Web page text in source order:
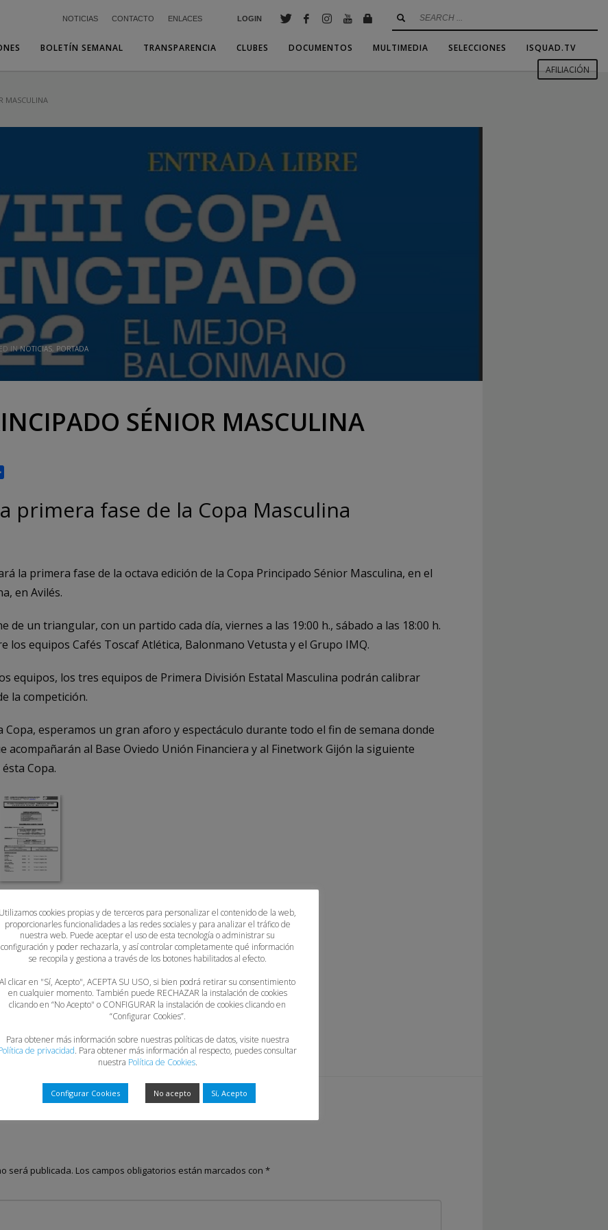
NOTICIAS CONTACTO ENLACES LOGIN
BOLETÍN SEMANAL TRANSPARENCIA CLUBES DOCUMENTOS MULTIMEDIA SELECCIONES
ISQUAD.TV
AFILIACIÓN
MASCULINA
INNOTICIAS, PORTADA
SÉNIOR MASCULINA
primera fase de la Copa Masculina
la primera fase de la octava edición de la Copa Principado Sénior Masculina, en el
en Avilés.
de un triangular, con un partido cada día, viernes a las 19:00 h., sábado a las 18:00 h.
los equipos Cafés Toscaf Atlética, Balonmano Vetusta y el Grupo IMQ.
equipos, los tres equipos de Primera División Estatal Masculina podrán calibrar
la competición.
Copa, esperamos un gran aforo y espectáculo durante todo el fin de semana donde
acompañarán al Base Oviedo Unión Financiera y al Finetwork Gijón la siguiente
Copa.
será publicada. Los campos obligatorios están marcados con *
Utilizamos cookies propias y de terceros para personalizar el contenido de la web,
proporcionarles funcionalidades a las redes sociales y para analizar el tráfico de
nuestra web. Puede aceptar el uso de esta tecnología o administrar su
configuración y poder rechazarla, y así controlar completamente qué información
se recopila y gestiona a través de los botones habilitados al efecto.
Al clicar en "Sí, Acepto", ACEPTA SU USO, si bien podrá retirar su consentimiento
en cualquier momento. También puede RECHAZAR la instalación de cookies
clicando en “No Acepto" o CONFIGURAR la instalación de cookies clicando en
“Configurar Cookies”.
Para obtener más información sobre nuestras políticas de datos, visite nuestra
de privacidad. Para obtener más información al respecto, puedes consultar
nuestra Política de Cookies.
Configurar Cookies No acepto Sí, Acepto